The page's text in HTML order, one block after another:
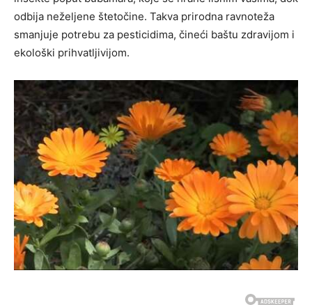
odbija neželjene štetočine. Takva prirodna ravnoteža
smanjuje potrebu za pesticidima, čineći baštu zdravijom i
ekološki prihvatljivijom.